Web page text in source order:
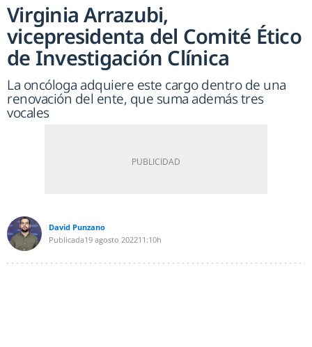
Virginia Arrazubi,
vicepresidenta del Comité Ético
de Investigación Clínica
La oncóloga adquiere este cargo dentro de una
renovación del ente, que suma además tres
vocales
David Punzano
Publicada19 agosto 202211:10h